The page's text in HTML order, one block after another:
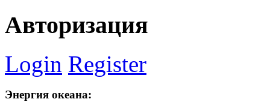
Авторизация
Login Register
Энергия океана: